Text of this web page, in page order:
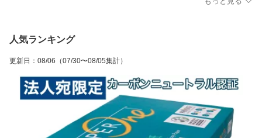
人気ランキング
更新日 ： 08/06 （07/30〜08/05集計）